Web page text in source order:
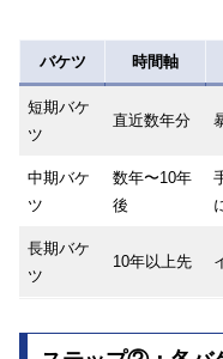
バケツ 時間軸
短期バケ
ツ
直近数年分
中期バケ
ツ
数年〜10年
後
長期バケ
ツ
10年以上先